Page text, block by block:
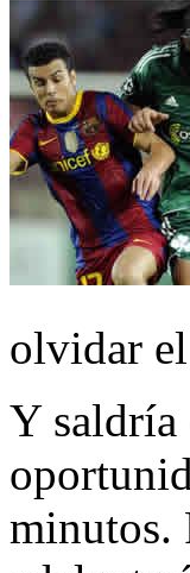
olvidar
Y saldría
minutos.